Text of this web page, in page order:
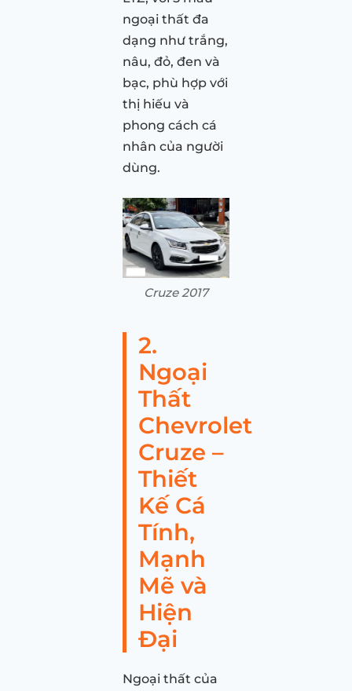
ngoại thất đa
dạng như trắng,
nâu, đỏ, đen và
bạc, phù hợp với
thị hiếu và
phong cách cá
nhân của người
dùng.
Cruze 2017
2.
Ngoại
Thất
Chevrolet
Cruze –
Thiết
Kế Cá
Tính,
Mạnh
Mẽ và
Hiện
Đại
Ngoại thất của